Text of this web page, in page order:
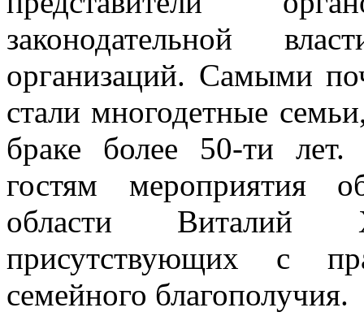
законодательной
организаций. Самыми
стали многодетные
браке более 50-ти
гостям мероприятия
области Виталий
присутствующих с
семейного благополучия.